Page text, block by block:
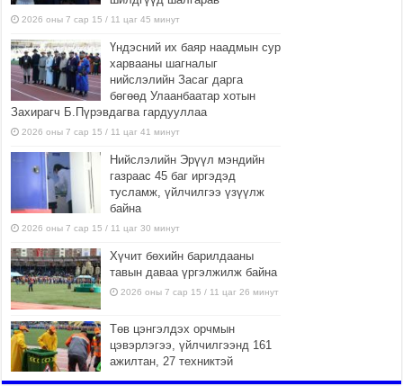
2026 оны 7 сар 15 / 11 цаг 45 минут
Үндэсний их баяр наадмын сур
харвааны шагналыг
нийслэлийн Засаг дарга
бөгөөд Улаанбаатар хотын
Захирагч Б.Пүрэвдагва гардууллаа
2026 оны 7 сар 15 / 11 цаг 41 минут
Нийслэлийн Эрүүл мэндийн
газраас 45 баг иргэдэд
тусламж, үйлчилгээ үзүүлж
байна
2026 оны 7 сар 15 / 11 цаг 30 минут
Хүчит бөхийн барилдааны
тавын даваа үргэлжилж байна
2026 оны 7 сар 15 / 11 цаг 26 минут
Төв цэнгэлдэх орчмын
цэвэрлэгээ, үйлчилгээнд 161
ажилтан, 27 техниктэй
ажиллаж байна